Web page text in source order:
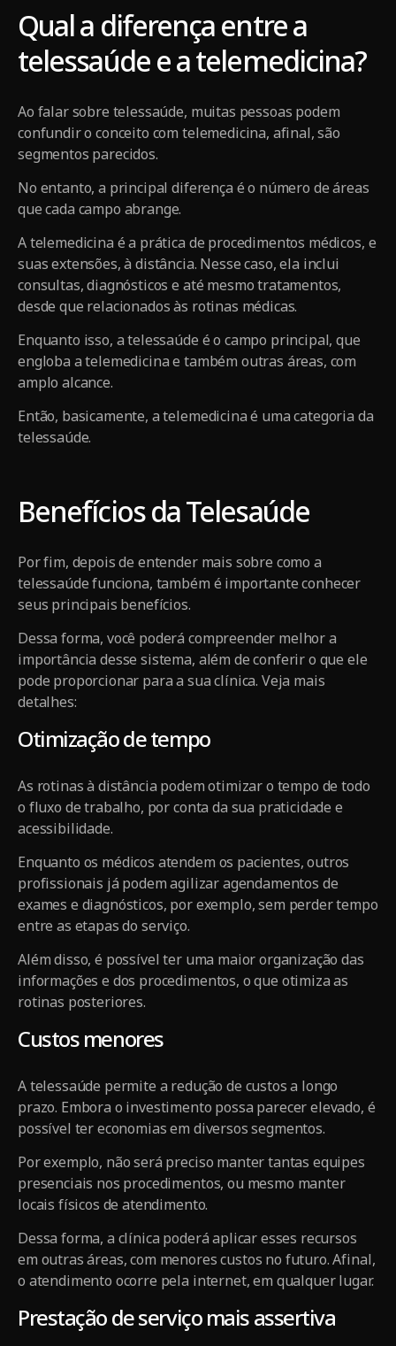
Qual a diferença entre a
telessaúde e a telemedicina?
Ao falar sobre telessaúde, muitas pessoas podem
confundir o conceito com telemedicina, afinal, são
segmentos parecidos.
No entanto, a principal diferença é o número de áreas
que cada campo abrange.
A telemedicina é a prática de procedimentos médicos, e
suas extensões, à distância. Nesse caso, ela inclui
consultas, diagnósticos e até mesmo tratamentos,
desde que relacionados às rotinas médicas.
Enquanto isso, a telessaúde é o campo principal, que
engloba a telemedicina e também outras áreas, com
amplo alcance.
Então, basicamente, a telemedicina é uma categoria da
telessaúde.
Benefícios da Telesaúde
Por fim, depois de entender mais sobre como a
telessaúde funciona, também é importante conhecer
seus principais benefícios.
Dessa forma, você poderá compreender melhor a
importância desse sistema, além de conferir o que ele
pode proporcionar para a sua clínica. Veja mais
detalhes:
Otimização de tempo
As rotinas à distância podem otimizar o tempo de todo
o fluxo de trabalho, por conta da sua praticidade e
acessibilidade.
Enquanto os médicos atendem os pacientes, outros
profissionais já podem agilizar agendamentos de
exames e diagnósticos, por exemplo, sem perder tempo
entre as etapas do serviço.
Além disso, é possível ter uma maior organização das
informações e dos procedimentos, o que otimiza as
rotinas posteriores.
Custos menores
A telessaúde permite a redução de custos a longo
prazo. Embora o investimento possa parecer elevado, é
possível ter economias em diversos segmentos.
Por exemplo, não será preciso manter tantas equipes
presenciais nos procedimentos, ou mesmo manter
locais físicos de atendimento.
Dessa forma, a clínica poderá aplicar esses recursos
em outras áreas, com menores custos no futuro. Afinal,
o atendimento ocorre pela internet, em qualquer lugar.
Prestação de serviço mais assertiva